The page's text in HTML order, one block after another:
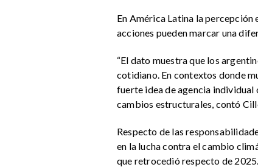
En América Latina la percepción
acciones pueden marcar una
“El dato muestra que los
cotidiano. En contextos donde
fuerte idea de agencia individual
cambios estructurales, contó
Respecto de las
en la lucha contra el cambio
que retrocedió respecto de 2025.